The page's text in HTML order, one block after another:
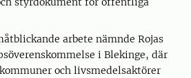
arbete nämnde Rojas
i Blekinge, där
och livsmedelsaktörer